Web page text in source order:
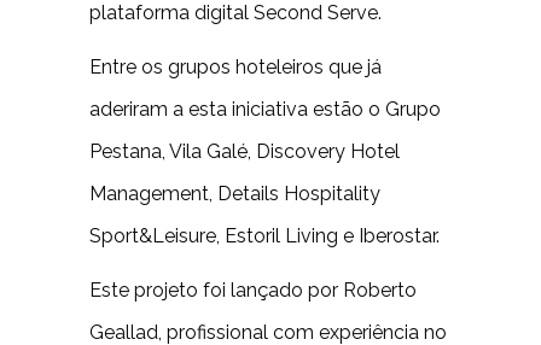
plataforma digital Second Serve.
Entre os grupos hoteleiros que já
aderiram a esta iniciativa estão o Grupo
Pestana, Vila Galé, Discovery Hotel
Management, Details Hospitality
Sport&Leisure, Estoril Living e Iberostar.
Este projeto foi lançado por Roberto
Geallad, profissional com experiência no